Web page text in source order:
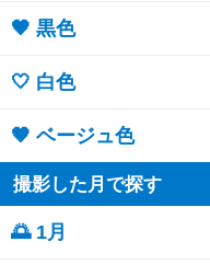
🖤 黒色
🤍 白色
🤎 ベージュ色
撮影した月で探す
🌅 1月